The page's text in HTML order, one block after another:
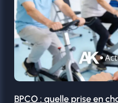
BPCO : quelle prise en